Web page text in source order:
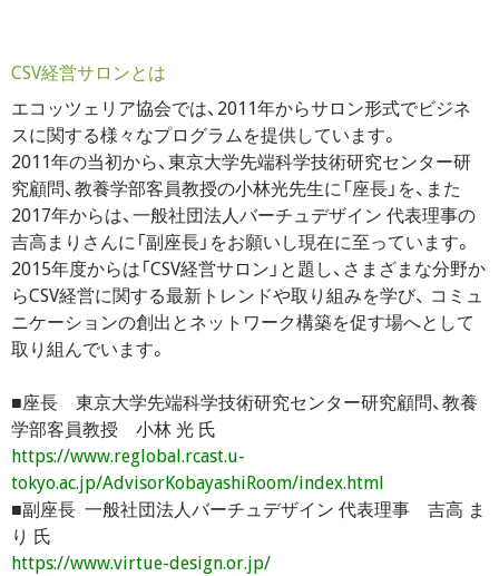
CSV経営サロンとは
エコッツェリア協会では、2011年からサロン形式でビジネ
スに関する様々なプログラムを提供しています。
2011年の当初から、東京大学先端科学技術研究センター研
究顧問、教養学部客員教授の小林光先生に「座長」を、また
2017年からは、一般社団法人バーチュデザイン 代表理事の
吉高まりさんに「副座長」をお願いし現在に至っています。
2015年度からは「CSV経営サロン」と題し、さまざまな分野か
らCSV経営に関する最新トレンドや取り組みを学び、 コミュ
ニケーションの創出とネットワーク構築を促す場へとして
取り組んでいます。
■座長 東京大学先端科学技術研究センター研究顧問、教養
学部客員教授 小林 光 氏
https://www.reglobal.rcast.u-
tokyo.ac.jp/AdvisorKobayashiRoom/index.html
■副座長 一般社団法人バーチュデザイン 代表理事 吉高 ま
り 氏
https://www.virtue-design.or.jp/